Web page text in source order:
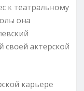
к театральному
она
своей актерской
карьере